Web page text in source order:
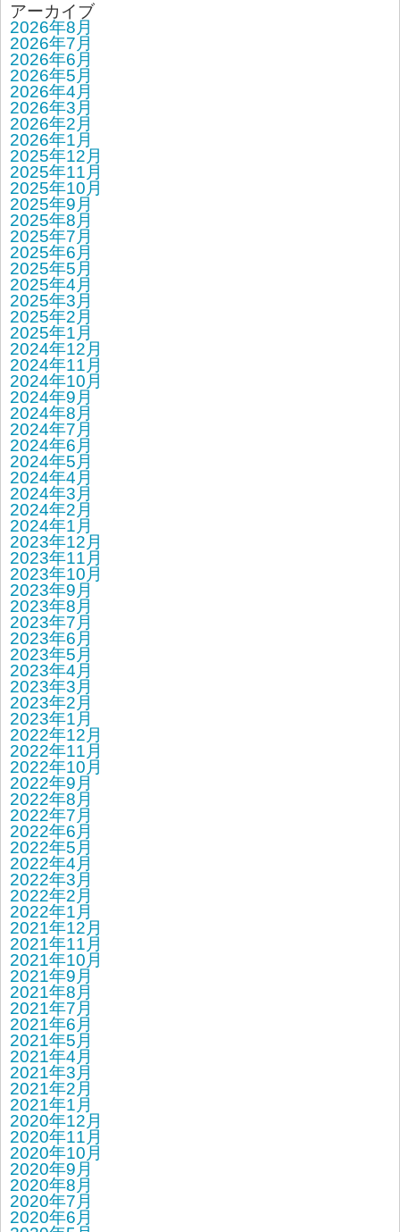
アーカイブ
2026年8月
2026年7月
2026年6月
2026年5月
2026年4月
2026年3月
2026年2月
2026年1月
2025年12月
2025年11月
2025年10月
2025年9月
2025年8月
2025年7月
2025年6月
2025年5月
2025年4月
2025年3月
2025年2月
2025年1月
2024年12月
2024年11月
2024年10月
2024年9月
2024年8月
2024年7月
2024年6月
2024年5月
2024年4月
2024年3月
2024年2月
2024年1月
2023年12月
2023年11月
2023年10月
2023年9月
2023年8月
2023年7月
2023年6月
2023年5月
2023年4月
2023年3月
2023年2月
2023年1月
2022年12月
2022年11月
2022年10月
2022年9月
2022年8月
2022年7月
2022年6月
2022年5月
2022年4月
2022年3月
2022年2月
2022年1月
2021年12月
2021年11月
2021年10月
2021年9月
2021年8月
2021年7月
2021年6月
2021年5月
2021年4月
2021年3月
2021年2月
2021年1月
2020年12月
2020年11月
2020年10月
2020年9月
2020年8月
2020年7月
2020年6月